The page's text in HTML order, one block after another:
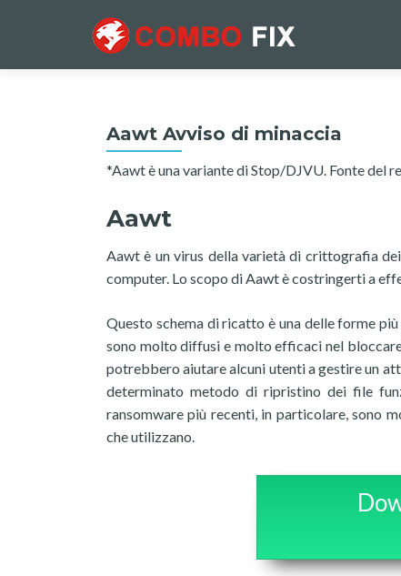
Aawt Avviso di minaccia
*Aawt è una variante di Stop/DJVU. Fonte del
Aawt
Aawt è un virus della varietà di crittografia
computer. Lo scopo di Aawt è costringerti a
Questo schema di ricatto è una delle forme
sono molto diffusi e molto efficaci nel
potrebbero aiutare alcuni utenti a gestire un
determinato metodo di ripristino dei file
ransomware più recenti, in particolare, sono
che utilizzano.